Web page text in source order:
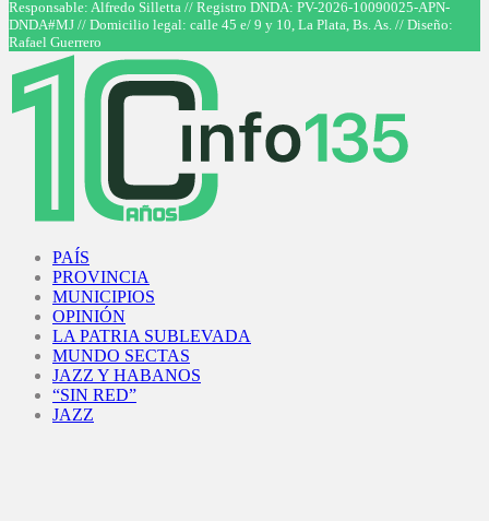
Responsable: Alfredo Silletta // Registro DNDA: PV-2026-10090025-APN-
DNDA#MJ // Domicilio legal: calle 45 e/ 9 y 10, La Plata, Bs. As. // Diseño:
Rafael Guerrero
PAÍS
PROVINCIA
MUNICIPIOS
OPINIÓN
LA PATRIA SUBLEVADA
MUNDO SECTAS
JAZZ Y HABANOS
“SIN RED”
JAZZ